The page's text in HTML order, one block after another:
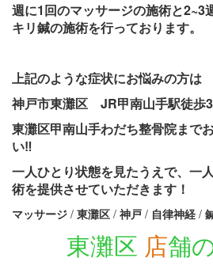
週に1回のマッサージの施術と2~3
キリ鍼の施術を行っております。
上記のような症状にお悩みの方は
神戸市東灘区 JR甲南山手駅徒
東灘区甲南山手わだち整骨院まで
い‼
一人ひとり状態を見たうえで、一
術を提供させていただきます！
マッサージ / 東灘区 / 神戸 / 自律神経 /
東灘区 店舗